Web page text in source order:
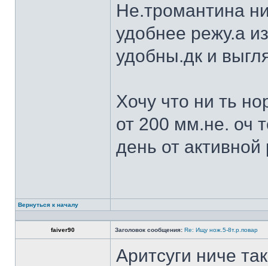
Не.тромантина
удобнее режу.а
удобны.дк и
Хочу что ни ть
от 200 мм.не. оч
день от
Вернуться к началу
faiver90 Заголовок сообщения: Re: Ищу нож.5-8т.р.повар
Аритсуги ниче